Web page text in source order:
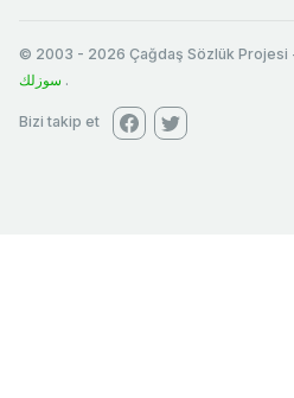
© 2003 - 2026 Çağdaş Sözlük
سوزلك .
Bizi takip et